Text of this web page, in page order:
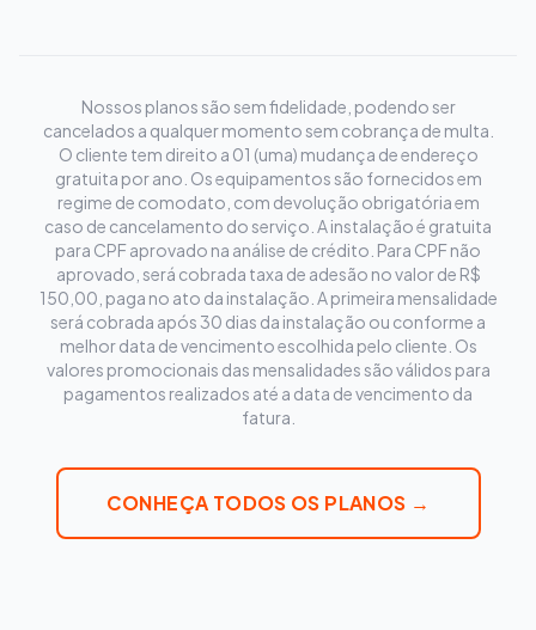
Nossos planos são sem fidelidade, podendo ser
cancelados a qualquer momento sem cobrança de multa.
O cliente tem direito a 01 (uma) mudança de endereço
gratuita por ano. Os equipamentos são fornecidos em
regime de comodato, com devolução obrigatória em
caso de cancelamento do serviço. A instalação é gratuita
para CPF aprovado na análise de crédito. Para CPF não
aprovado, será cobrada taxa de adesão no valor de R$
150,00, paga no ato da instalação. A primeira mensalidade
será cobrada após 30 dias da instalação ou conforme a
melhor data de vencimento escolhida pelo cliente. Os
valores promocionais das mensalidades são válidos para
pagamentos realizados até a data de vencimento da
fatura.
CONHEÇA TODOS OS PLANOS →